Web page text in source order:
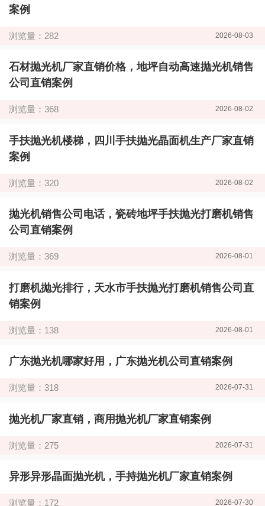
案例
浏览量：282 2026-08-03
石材抛光机厂家直销价格，地坪自动高速抛光机销售
公司直销案例
浏览量：368 2026-08-02
手扶抛光机楼梯，四川手扶抛光晶面机生产厂家直销
案例
浏览量：320 2026-08-02
抛光机销售公司电话，瓷砖地坪手扶抛光打磨机销售
公司直销案例
浏览量：369 2026-08-01
打磨机抛光排行，天水市手扶抛光打磨机销售公司直
销案例
浏览量：138 2026-08-01
广东抛光机哪家好用，广东抛光机公司直销案例
浏览量：318 2026-07-31
抛光机厂家直销，商用抛光机厂家直销案例
浏览量：275 2026-07-31
异形异形晶面抛光机，手持抛光机厂家直销案例
浏览量：172 2026-07-30